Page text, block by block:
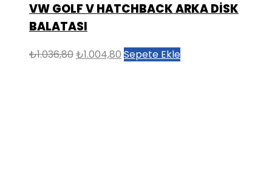
VW GOLF V HATCHBACK ARKA DİSK
BALATASI
₺1.036,80Orijinal
₺1.004,80 Şu
Sepete Ekle